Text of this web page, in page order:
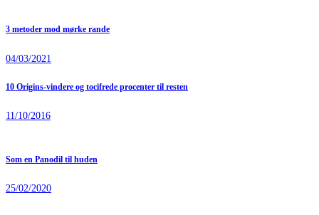
3 metoder mod mørke rande
04/03/2021
10 Origins-vindere og tocifrede procenter til resten
11/10/2016
Som en Panodil til huden
25/02/2020